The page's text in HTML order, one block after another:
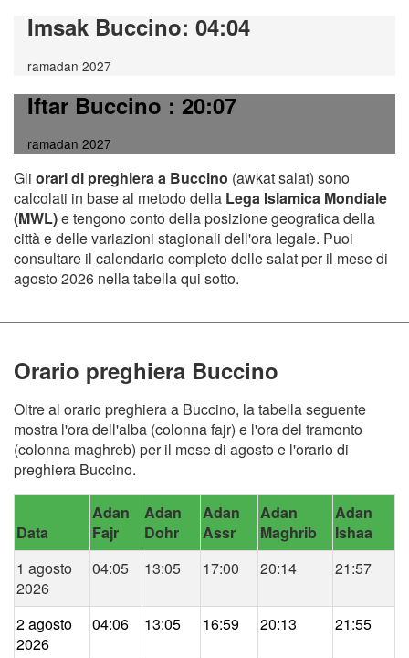
Imsak Buccino: 04:04
ramadan 2027
Iftar Buccino: 20:07
ramadan 2027
Gli orari di preghiera a Buccino (awkat salat) sono
calcolati in base al metodo della Lega Islamica Mondiale
(MWL)e tengono conto della posizione geografica della
città e delle variazioni stagionali dell'ora legale. Puoi
consultare il calendario completo delle salat per il mese di
agosto 2026 nella tabella qui sotto.
Orario preghiera Buccino
Oltre al orario preghiera a Buccino, la tabella seguente
mostra l'ora dell'alba (colonna fajr) e l'ora del tramonto
(colonna maghreb) per il mese di agosto e l'orario di
preghiera Buccino.
Data
Adan
Fajr
Adan
Dohr
Adan
Assr
Adan
Maghrib
Adan
Ishaa
1 agosto
2026
04:05 13:05 17:00 20:14 21:57
2 agosto
2026
04:06 13:05 16:59 20:13 21:55